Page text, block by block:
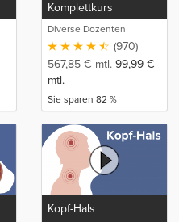
Komplettkurs
Diverse Dozenten
(970)
567,85€mtl. 99,99 €
mtl.
Sie sparen 82 %
Kopf-Hals